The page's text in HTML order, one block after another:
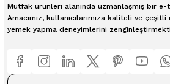
Mutfak ürünleri alanında uzmanlaşmış bir
Amacımız, kullanıcılarımıza kaliteli ve
yemek yapma deneyimlerini